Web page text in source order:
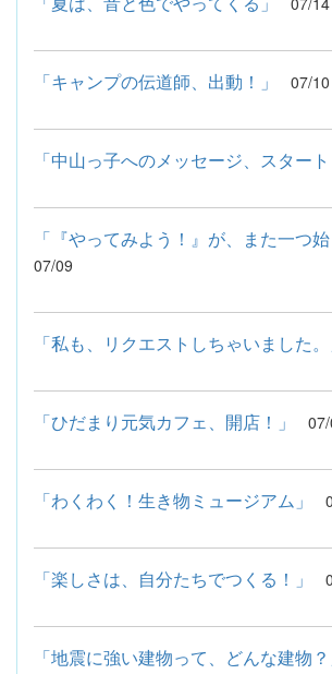
「キャンプの伝道師、出動！」 07/10
「中山っ子へのメッセージ、スタート
「『やってみよう！』が、また一つ始
07/09
「私も、リクエストしちゃいました。
「ひだまり元気カフェ、開店！」
「わくわく！生き物ミュージアム」
「楽しさは、自分たちでつくる！」
「地震に強い建物って、どんな建物？